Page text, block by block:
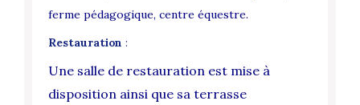
ferme pédagogique, centre équestre.
Restauration :
Une salle de restauration est mise à
disposition ainsi que sa terrasse